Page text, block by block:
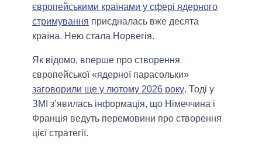
європейськими країнами у сфері ядерного
стримування приєдналась вже десята
країна. Нею стала Норвегія.
Як відомо, вперше про створення
європейської «ядерної парасольки»
заговорили ще у лютому 2026 року. Тоді у
ЗМІ з’явилась інформація, що Німеччина і
Франція ведуть перемовини про створення
цієї стратегії.